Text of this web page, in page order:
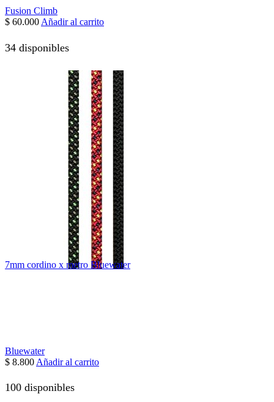
Fusion Climb
$ 60.000 Añadir al carrito
34 disponibles
7mm cordino x metro Bluewater
Bluewater
$ 8.800 Añadir al carrito
100 disponibles